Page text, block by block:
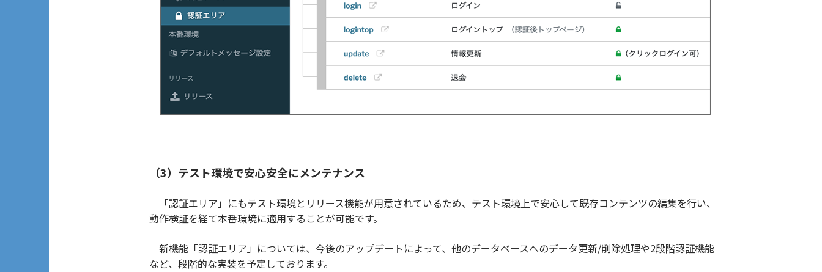
（3）テスト環境で安心安全にメンテナンス
「認証エリア」にもテスト環境とリリース機能が用意されているため、テスト環境上で安心して既存コンテンツの編集を行い、
動作検証を経て本番環境に適用することが可能です。
新機能「認証エリア」については、今後のアップデートによって、他のデータベースへのデータ更新/削除処理や2段階認証機能
など、段階的な実装を予定しております。